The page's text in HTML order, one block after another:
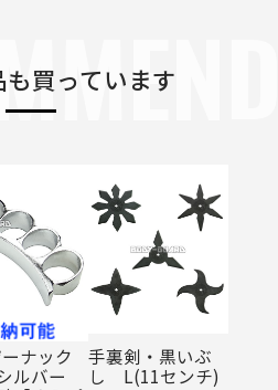
買っています
ナック
ルバー
手裏剣・黒いぶ
し L(11センチ)